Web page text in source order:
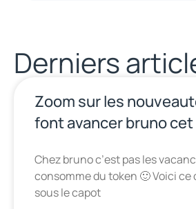
Derniers
Zoom sur les
font avancer bruno
Chez bruno c’est pas les
consomme du token 🙂 Voici ce
sous le capot